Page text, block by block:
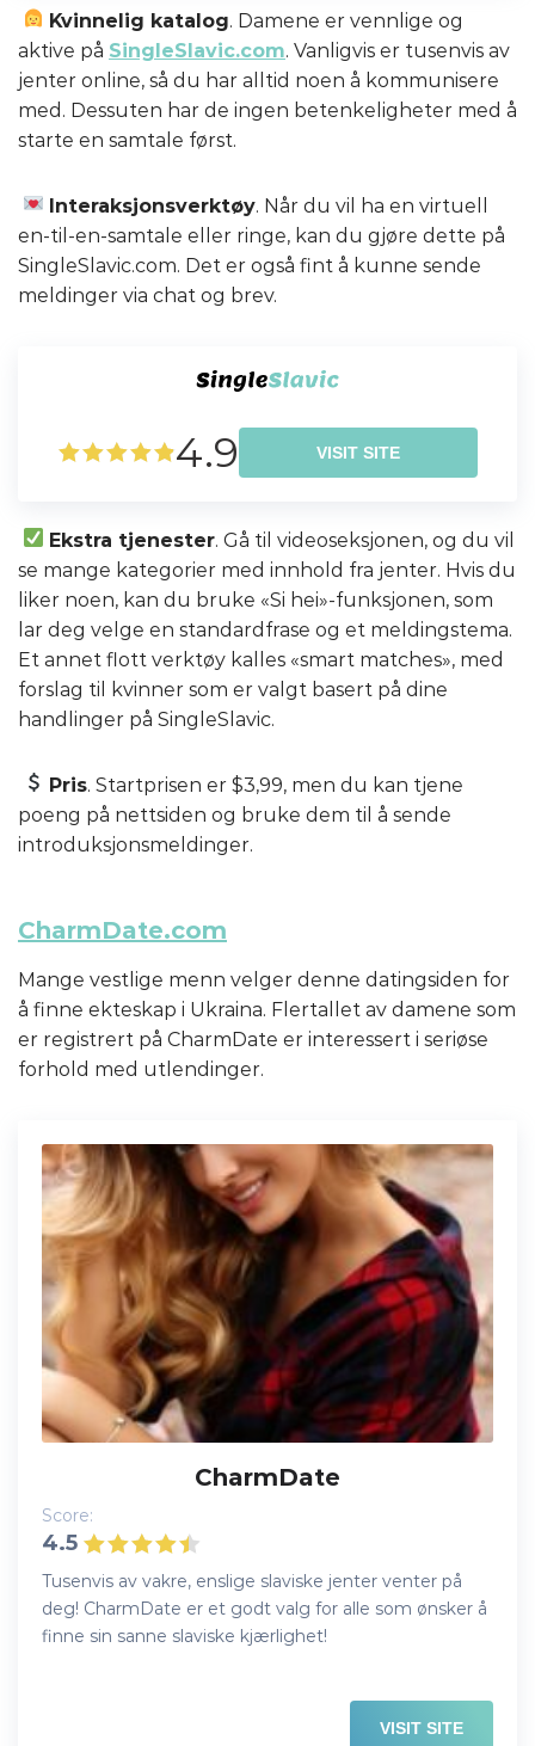
Kvinnelig katalog. Damene er vennlige og
aktive på SingleSlavic.com. Vanligvis er tusenvis av
jenter online, så du har alltid noen å kommunisere
med. Dessuten har de ingen betenkeligheter med å
starte en samtale først.
Interaksjonsverktøy. Når du vil ha en virtuell
en-til-en-samtale eller ringe, kan du gjøre dette på
SingleSlavic.com. Det er også fint å kunne sende
meldinger via chat og brev.
4.9 VISIT SITE
Ekstra tjenester. Gå til videoseksjonen, og du vil
se mange kategorier med innhold fra jenter. Hvis du
liker noen, kan du bruke «Si hei»-funksjonen, som
lar deg velge en standardfrase og et meldingstema.
Et annet flott verktøy kalles «smart matches», med
forslag til kvinner som er valgt basert på dine
handlinger på SingleSlavic.
Pris. Startprisen er $3,99, men du kan tjene
poeng på nettsiden og bruke dem til å sende
introduksjonsmeldinger.
CharmDate.com
Mange vestlige menn velger denne datingsiden for
å finne ekteskap i Ukraina. Flertallet av damene som
er registrert på CharmDate er interessert i seriøse
forhold med utlendinger.
CharmDate
Score:
4.5
Tusenvis av vakre, enslige slaviske jenter venter på
deg! CharmDate er et godt valg for alle som ønsker å
finne sin sanne slaviske kjærlighet!
VISIT SITE